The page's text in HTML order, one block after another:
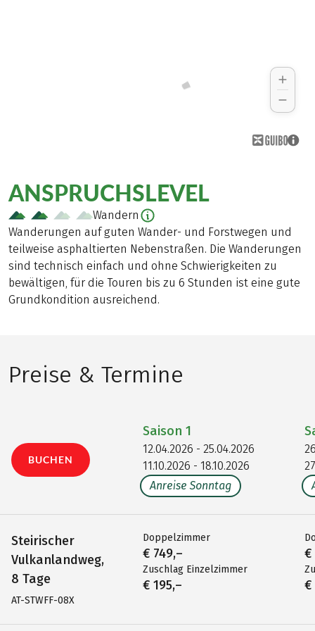
ANSPRUCHSLEVEL
Wandern
Wanderungen auf guten Wander- und Forstwegen und
teilweise asphaltierten Nebenstraßen. Die Wanderungen
sind technisch einfach und ohne Schwierigkeiten zu
bewältigen, für die Touren bis zu 6 Stunden ist eine gute
Grundkondition ausreichend.
Preise & Termine
BUCHEN
Steirischer
Vulkanlandweg,
8 Tage
AT-STWFF-08X
Saison 1
12.04.2026 - 25.04.2026
11.10.2026 - 18.10.2026
Anreise Sonntag
Doppelzimmer
€ 749,–
Zuschlag Einzelzimmer
€ 195,–
€
€